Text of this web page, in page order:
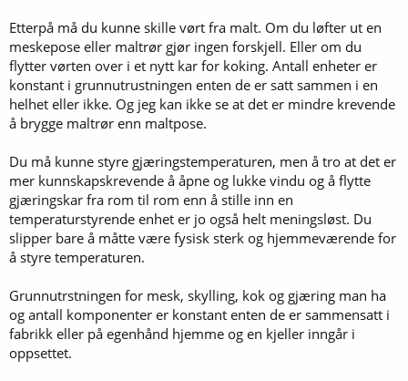
Etterpå må du kunne skille vørt fra malt. Om du løfter ut en
meskepose eller maltrør gjør ingen forskjell. Eller om du
flytter vørten over i et nytt kar for koking. Antall enheter er
konstant i grunnutrustningen enten de er satt sammen i en
helhet eller ikke. Og jeg kan ikke se at det er mindre krevende
å brygge maltrør enn maltpose.
Du må kunne styre gjæringstemperaturen, men å tro at det er
mer kunnskapskrevende å åpne og lukke vindu og å flytte
gjæringskar fra rom til rom enn å stille inn en
temperaturstyrende enhet er jo også helt meningsløst. Du
slipper bare å måtte være fysisk sterk og hjemmeværende for
å styre temperaturen.
Grunnutrstningen for mesk, skylling, kok og gjæring man ha
og antall komponenter er konstant enten de er sammensatt i
fabrikk eller på egenhånd hjemme og en kjeller inngår i
oppsettet.